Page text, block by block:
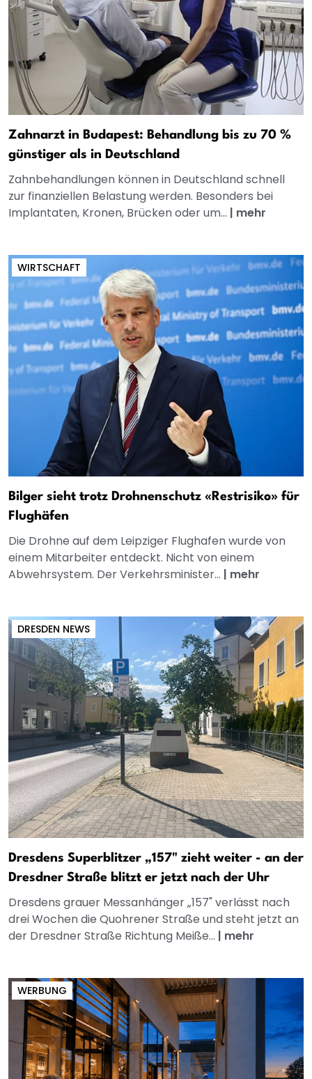
Zahnarzt in Budapest: Behandlung bis zu 70 %
günstiger als in Deutschland
Zahnbehandlungen können in Deutschland schnell
zur finanziellen Belastung werden. Besonders bei
Implantaten, Kronen, Brücken oder um... | mehr
WIRTSCHAFT
Bilger sieht trotz Drohnenschutz «Restrisiko» für
Flughäfen
Die Drohne auf dem Leipziger Flughafen wurde von
einem Mitarbeiter entdeckt. Nicht von einem
Abwehrsystem. Der Verkehrsminister... | mehr
DRESDEN NEWS
Dresdens Superblitzer „157" zieht weiter - an der
Dresdner Straße blitzt er jetzt nach der Uhr
Dresdens grauer Messanhänger „157" verlässt nach
drei Wochen die Quohrener Straße und steht jetzt an
der Dresdner Straße Richtung Meiße... | mehr
WERBUNG